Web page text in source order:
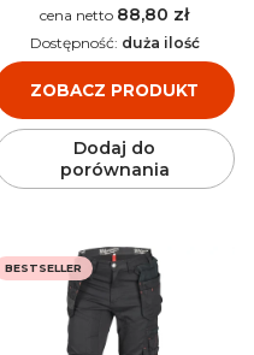
Cena 88,80 zł
ZOBACZ PRODUKT
Dostępność: duża ilość
Dodaj do
porównania
BESTSELLER